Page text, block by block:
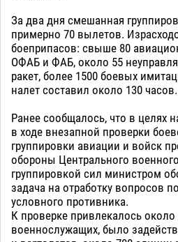
За два дня смешанная
примерно 70 вылетов.
боеприпасов: свыше 80
ОФАБ и ФАБ, около 55
ракет, более 1500 боевых
налет составил около 130 часов.
Ранее сообщалось, что в целях
в ходе внезапной проверки
группировки авиации и войск
обороны Центрального
группировкой сил министром
задача на отработку вопросов
условного противника.
К проверке привлекалось около
военнослужащих, было